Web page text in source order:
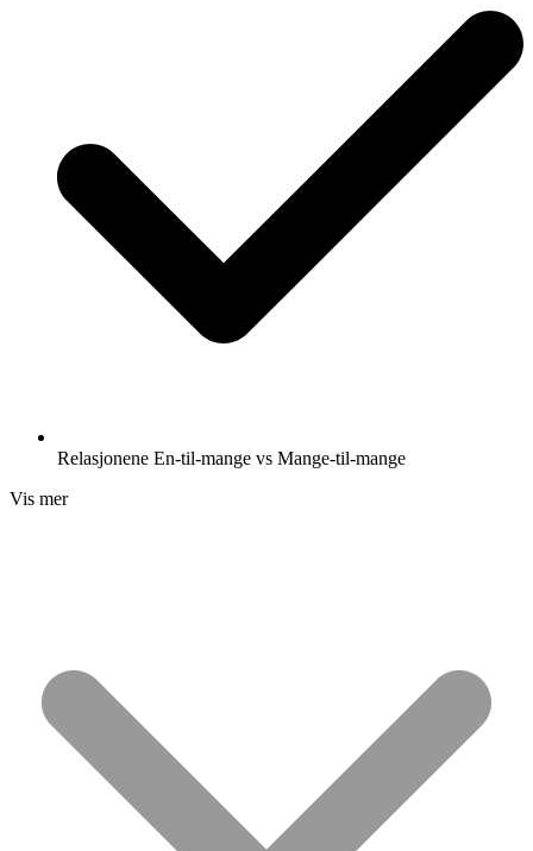
Relasjonene En-til-mange vs Mange-til-mange
Vis mer